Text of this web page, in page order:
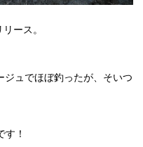
ース。
ジュ でほぼ釣ったが、そいつ
！